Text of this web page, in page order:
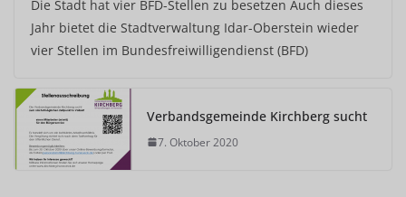
Die Stadt hat vier BFD-Stellen zu besetzen Auch dieses
Jahr bietet die Stadtverwaltung Idar-Oberstein wieder
vier Stellen im Bundesfreiwilligendienst (BFD)
Verbandsgemeinde Kirchberg sucht
7. Oktober 2020